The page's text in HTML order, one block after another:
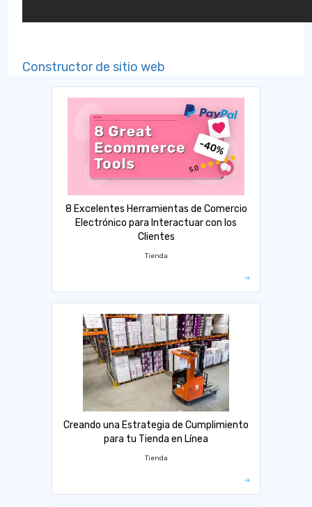
Constructor de sitio web
8 Excelentes Herramientas de Comercio
Electrónico para Interactuar con los
Clientes
Tienda
Creando una Estrategia de Cumplimiento
para tu Tienda en Línea
Tienda